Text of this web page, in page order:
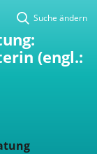
Suche ändern
(engl.: